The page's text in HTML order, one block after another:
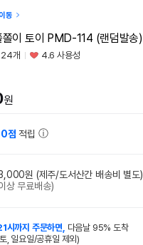
동
이 토이 PMD-114 (랜덤발송)
개 4.6 사용성
원
점 적립
원 (제주/도서산간 배송비 별도)
상 무료배송)
시까지 주문하면, 다음날 95% 도착
, 일요일/공휴일 제외)